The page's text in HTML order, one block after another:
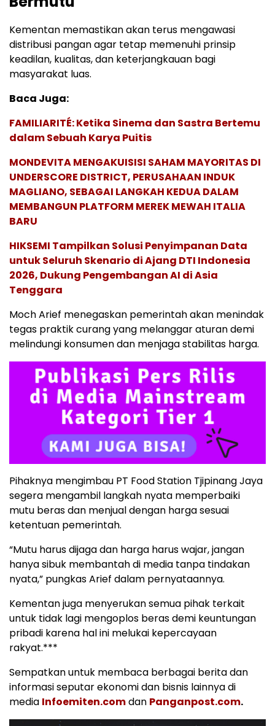
Kementan memastikan akan terus mengawasi
distribusi pangan agar tetap memenuhi prinsip
keadilan, kualitas, dan keterjangkauan bagi
masyarakat luas.
Baca Juga:
FAMILIARITÉ: Ketika Sinema dan Sastra Bertemu
dalam Sebuah Karya Puitis
MONDEVITA MENGAKUISISI SAHAM MAYORITAS DI
UNDERSCORE DISTRICT, PERUSAHAAN INDUK
MAGLIANO, SEBAGAI LANGKAH KEDUA DALAM
MEMBANGUN PLATFORM MEREK MEWAH ITALIA
BARU
HIKSEMI Tampilkan Solusi Penyimpanan Data
untuk Seluruh Skenario di Ajang DTI Indonesia
2026, Dukung Pengembangan AI di Asia
Tenggara
Moch Arief menegaskan pemerintah akan menindak
tegas praktik curang yang melanggar aturan demi
melindungi konsumen dan menjaga stabilitas harga.
Pihaknya mengimbau PT Food Station Tjipinang Jaya
segera mengambil langkah nyata memperbaiki
mutu beras dan menjual dengan harga sesuai
ketentuan pemerintah.
“Mutu harus dijaga dan harga harus wajar, jangan
hanya sibuk membantah di media tanpa tindakan
nyata,” pungkas Arief dalam pernyataannya.
Kementan juga menyerukan semua pihak terkait
untuk tidak lagi mengoplos beras demi keuntungan
pribadi karena hal ini melukai kepercayaan
rakyat.***
Sempatkan untuk membaca berbagai berita dan
informasi seputar ekonomi dan bisnis lainnya di
media Infoemiten.comdan Panganpost.com.